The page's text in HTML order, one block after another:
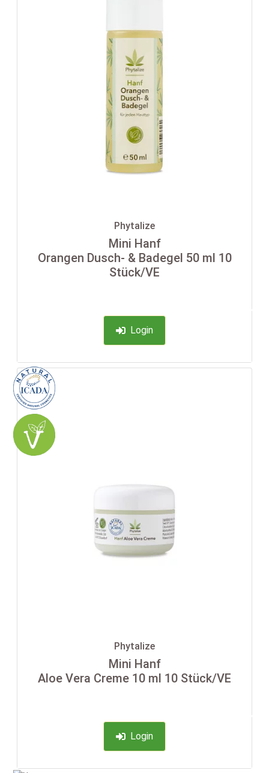
Phytalize
Mini Hanf
Orangen Dusch- & Badegel 50 ml 10
Stück/VE
Login
-35%
Phytalize
Mini Hanf
Aloe Vera Creme 10 ml 10 Stück/VE
Login
-35%